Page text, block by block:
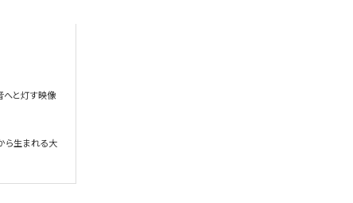
へと灯す映像
ら生まれる大